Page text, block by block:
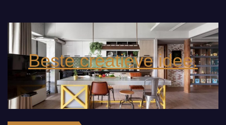
Beste creatieve idee.